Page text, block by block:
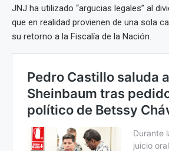
JNJ ha utilizado “argucias legales” al
que en realidad provienen de una sola
su retorno a la Fiscalía de la Nación.